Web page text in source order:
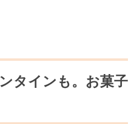
タインも。お菓子